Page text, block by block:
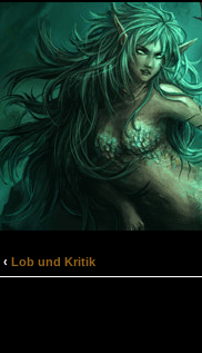
‹ Lob und Kritik